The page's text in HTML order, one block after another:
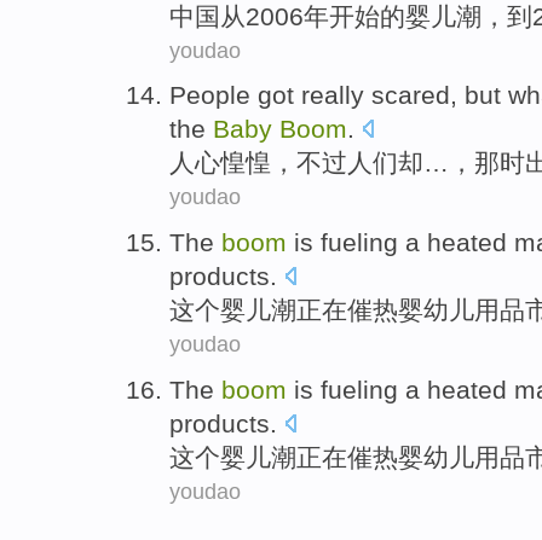
中国 从2006年开始的婴儿潮 ，
youdao
People got really scared, but
the Baby Boom.
人心惶惶 ， 不过 人们却…，那时
youdao
The boom is fueling a heated
products.
这个婴儿潮正在催热婴幼儿用品
youdao
The boom is fueling a heated
products.
这个婴儿潮正在催热婴幼儿用品
youdao